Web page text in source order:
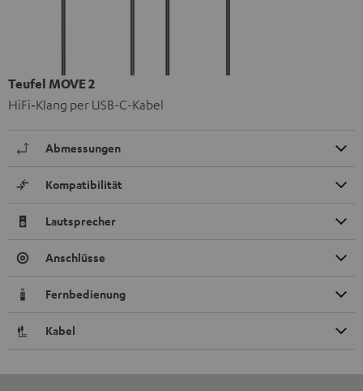
Teufel MOVE 2
HiFi‑Klang per USB-C-Kabel
Abmessungen
Kompatibilität
Lautsprecher
Anschlüsse
Fernbedienung
Kabel